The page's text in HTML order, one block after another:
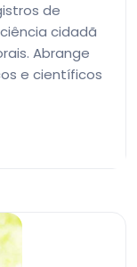
de
cidadã
Abrange
e científicos